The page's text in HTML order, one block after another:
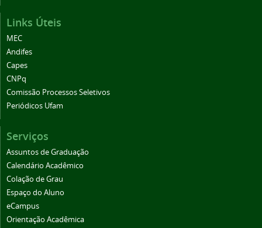
Links Úteis
MEC
Andifes
Capes
CNPq
Comissão Processos Seletivos
Periódicos Ufam
Serviços
Assuntos de Graduação
Calendário Acadêmico
Colação de Grau
Espaço do Aluno
eCampus
Orientação Acadêmica